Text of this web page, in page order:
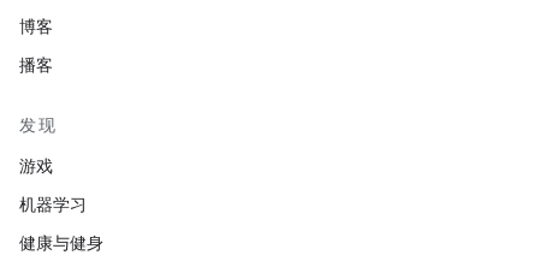
博客
播客
发现
游戏
机器学习
健康与健身